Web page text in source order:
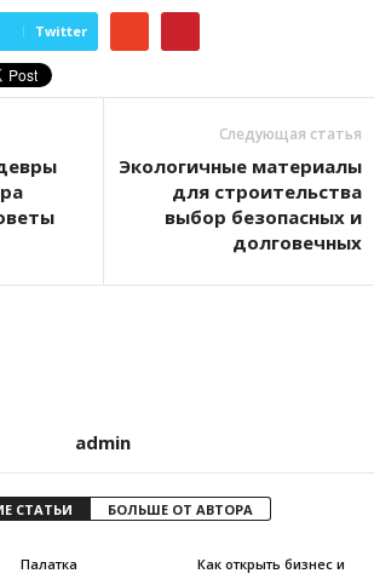
Twitter
Следующая статья
Экологичные материалы
для строительства
выбор безопасных и
долговечных
admin
СТАТЬИ БОЛЬШЕ ОТ АВТОРА
Палатка
Как открыть бизнес и